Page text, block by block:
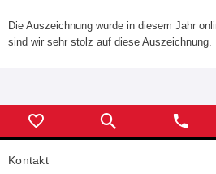
Die Auszeichnung wurde in diesem Jahr
sind wir sehr stolz auf diese Auszeichnung.
Kontakt